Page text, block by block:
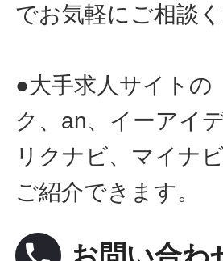
でお気軽にご相談く
●大手求人サイトの
ク、an、イーアイ
リクナビ、マイナ
ご紹介できます。